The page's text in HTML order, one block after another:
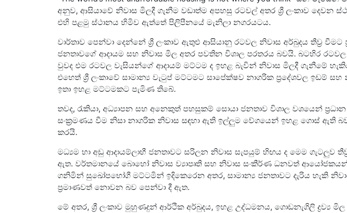
අනුව, ආසියාවේ නිවාස මිලදී ගැනීම වඩාත්ම අපහසු රටවල් අතර ශ්‍රී ලංකාව දෙවන
එහි පළමු ස්ථානය හිමිව ඇත්තේ පිලිපීනයේ මැනිලා නගරයටය.
වාර්තාව පෙන්වා දෙන්නේ ශ්‍රී ලංකාව ඇතුළු ආසියානු රටවල නිවාස අර්බුදය තීව්‍ර වීමට
ජනතාවගේ ආදායම සහ නිවාස මිල අතර පවතින විශාල පරතරය බවයි. බටහිර
වුවද එම රටවල වැසියන්ගේ ආදායම් මට්ටම ද ඉහළ බැවින් නිවාස මිලදී ගැනීමේ
එහෙත් ශ්‍රී ලංකාවේ සාමාන්‍ය වැටුප් මට්ටමට සාපේක්ෂව නාගරික ප්‍රදේශවල ඉඩම්
ඉතා ඉහළ මට්ටමකට පැමිණ තිබේ.
තවද, රැකියා, අධ්‍යාපන සහ අනෙකුත් පහසුකම් සොයා ජනතාව විශාල වශයෙන්
සංක්‍රමණය වීම නිසා නාගරික නිවාස සඳහා ඇති ඉල්ලුම වේගයෙන් ඉහළ ගොස් ඇති
කරයි.
මධ්‍යම හා අඩු ආදායම්ලාභී ජනතාවට සරිලන නිවාස සැපයුම් හිඟය ද මෙම ගැටලුව
ඇත. වර්තමානයේ බොහෝ නිවාස ව්‍යාපෘති සහ නිවාස සංකීර්ණ ධනවත්
ගනිමින් සුඛෝපභෝගී මට්ටමින් ඉදිකෙරෙන අතර, සාමාන්‍ය ජනතාවට දැරිය හැකි
ප්‍රමාණවත් නොවන බව පෙන්වා දී ඇත.
මේ අතර, ශ්‍රී ලංකාව මුහුණදුන් ආර්ථික අර්බුදය, ඉහළ උද්ධමනය, ගොඩනැගිලි ද්‍රව්‍ය